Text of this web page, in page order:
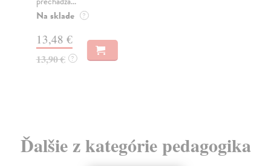
Na sklade ?
13,48 €
13,90 € ?
Ďalšie z kategórie pedagogika